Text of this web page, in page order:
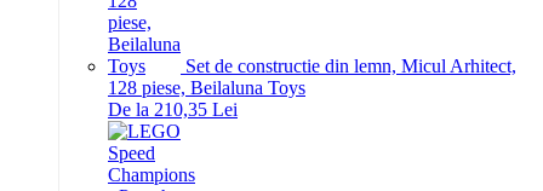
Set de constructie din lemn, Micul Arhitect,
128 piese, Beilaluna Toys
De la 210,35 Lei